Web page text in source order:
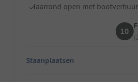
Jaarrond open met bootverhuur
10
Staanplaatsen